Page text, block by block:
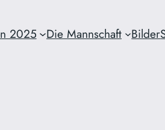
2025 Die Mannschaft Bilder